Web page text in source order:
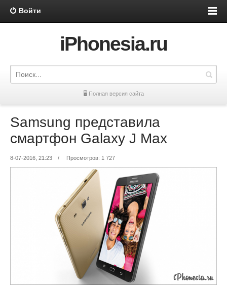
Войти
iPhonesia.ru
🖥 Полная версия сайта
Samsung представила
смартфон Galaxy J Max
8-07-2016, 21:23 / Просмотров: 1 727